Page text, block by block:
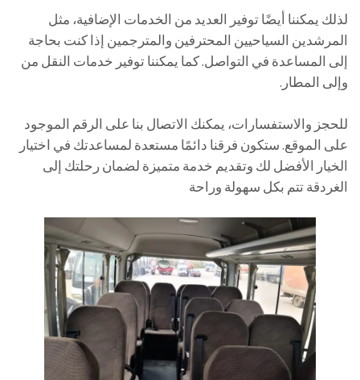
لذلك يمكننا أيضًا توفير العديد من الخدمات الإضافية، مثل
المرشدين السياحيين المحترفين والمترجمين إذا كنت بحاجة
إلى المساعدة في التواصل. كما يمكننا توفير خدمات النقل من
وإلى المطار.
للحجز والاستفسارات، يمكنك الاتصال بنا على الرقم الموجود
على الموقع. ستكون فرقنا دائمًا مستعدة لمساعدتك في اختيار
الخيار الأفضل لك وتقديم خدمة متميزة لضمان رحلتك إلى
الغردقة تتم بكل سهولة وراحة